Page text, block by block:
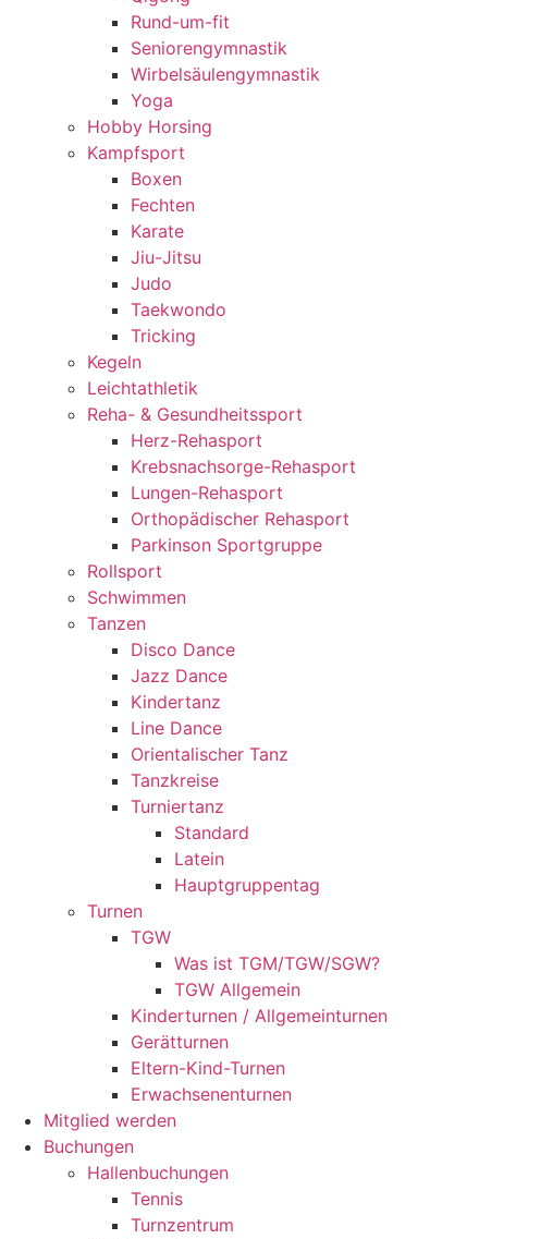
Rund-um-fit
Seniorengymnastik
Wirbelsäulengymnastik
Yoga
Hobby Horsing
Kampfsport
Boxen
Fechten
Karate
Jiu-Jitsu
Judo
Taekwondo
Tricking
Kegeln
Leichtathletik
Reha- & Gesundheitssport
Herz-Rehasport
Krebsnachsorge-Rehasport
Lungen-Rehasport
Orthopädischer Rehasport
Parkinson Sportgruppe
Rollsport
Schwimmen
Tanzen
Disco Dance
Jazz Dance
Kindertanz
Line Dance
Orientalischer Tanz
Tanzkreise
Turniertanz
Standard
Latein
Hauptgruppentag
Turnen
TGW
Was ist TGM/TGW/SGW?
TGW Allgemein
Kinderturnen / Allgemeinturnen
Gerätturnen
Eltern-Kind-Turnen
Erwachsenenturnen
Mitglied werden
Buchungen
Hallenbuchungen
Tennis
Turnzentrum